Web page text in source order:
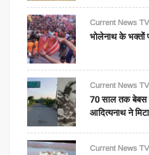
Current News TV
भोलेनाथ के भक्तों
Current News TV
70 साल तक बेबस
आदित्यनाथ ने मिटा
Current News TV